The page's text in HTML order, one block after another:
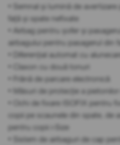
• Semnal și lumină de
față și spate nefixate
• Airbag pentru șofer și
airbagului pentru pasagerul din
• Diferențial automat cu
• Claxon cu două tonuri
• Frână de parcare electronică
• Măsuri de protecție a
• Ochi de fixare ISOFIX pentru
copii pe scaunele din spate, de
pentru copii i-Size
• Sistem de airbaguri de cap